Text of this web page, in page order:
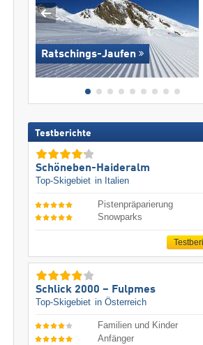
Webcam
Ratschings-Jaufen
Testberichte
Schöneben-Haideralm
Top-Skigebiet in Italien
Pistenpräparierung
Snowparks
Schlick 2000 – Fulpmes
Top-Skigebiet in Österreich
Familien und Kinder
Anfänger